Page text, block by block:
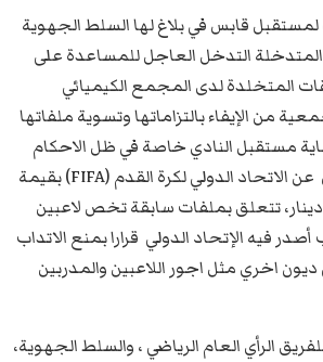
لمستقبل قابس في بلاغ لها السلط الجهوية
التدخل العاجل للمساعدة على
المتخلدة لدى المجمع الكيميائي
من الإيفاء بالتزاماتها وتسوية ملفاتها
مستقبل النادي خاصة في ظل الاحكام
الصادرة منذ يوم امس عن الاتحاد الدولي لكرة القدم (FIFA) بقيمة
300 ألف دينار، تتعلق بملفات سابقة تخص لاعبين
فيه الإتحاد الدولي قرارا بمنع الاتداب
اخري مثل اجور اللاعبين والمدربين
الرأي العام الرياضي ، والسلط الجهوية،